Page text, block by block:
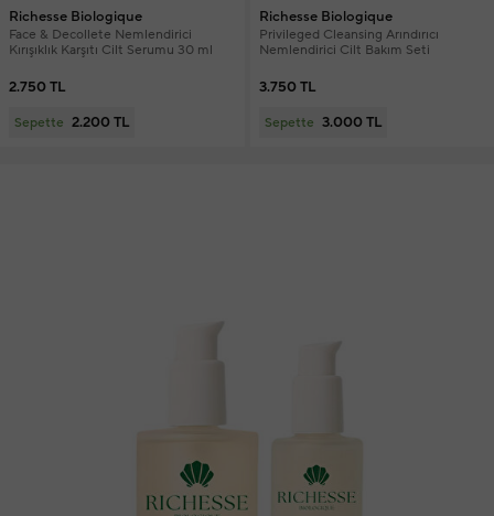
Richesse Biologique
Face & Decollete Nemlendirici
Kırışıklık Karşıtı Cilt Serumu 30 ml
2.750 TL
Sepette 2.200 TL
Richesse Biologique
Privileged Cleansing Arındırıcı
Nemlendirici Cilt Bakım Seti
3.750 TL
Sepette 3.000 TL